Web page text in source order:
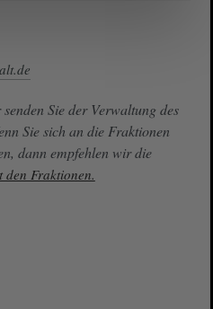
Sie der Verwaltung des
Sie sich an die Fraktionen
dann empfehlen wir die
den Fraktionen.